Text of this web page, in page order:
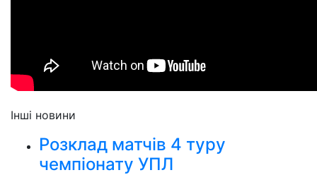
Інші новини
Розклад матчів 4 туру
чемпіонату УПЛ